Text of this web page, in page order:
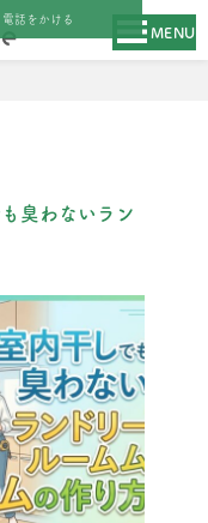
MENU
臭わないラン
電話をかける